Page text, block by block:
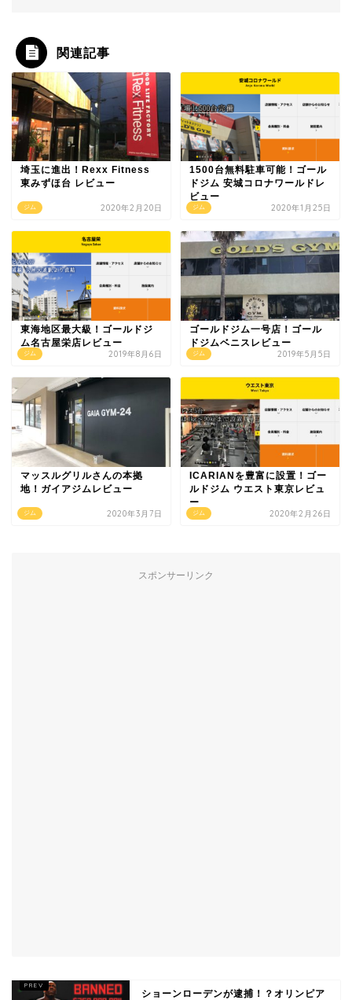
関連記事
ジム
埼玉に進出！Rexx Fitness
東みずほ台 レビュー
2020年2月20日 ジム
1500台無料駐車可能！ゴール
ドジム 安城コロナワールドレ
ビュー
2020年1月25日
ジム
東海地区最大級！ゴールドジ
ム名古屋栄店レビュー
2019年8月6日 ジム
ゴールドジム一号店！ゴール
ドジムベニスレビュー
2019年5月5日
ジム
マッスルグリルさんの本拠
地！ガイアジムレビュー
2020年3月7日 ジム
ICARIANを豊富に設置！ゴー
ルドジム ウエスト東京レビュ
ー
2020年2月26日
スポンサーリンク
ショーンローデンが逮捕！？オリンピア